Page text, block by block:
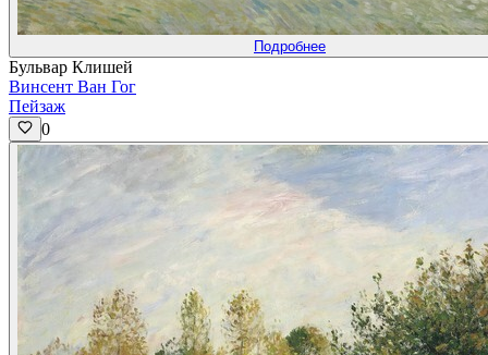
Подробнее
Бульвар Клишей
Винсент Ван Гог
Пейзаж
0